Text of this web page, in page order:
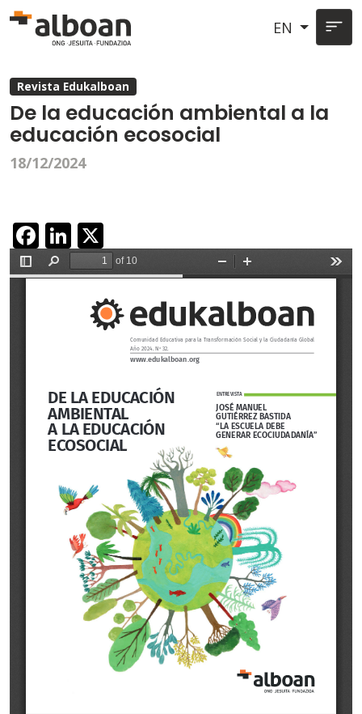
Skip to main content
EN
Revista Edukalboan
De la educación ambiental a la
educación ecosocial
18/12/2024
Facebook
LinkedIn